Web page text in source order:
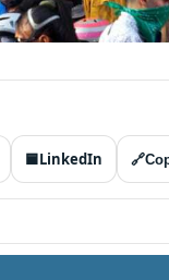
🟦LinkedIn 🔗